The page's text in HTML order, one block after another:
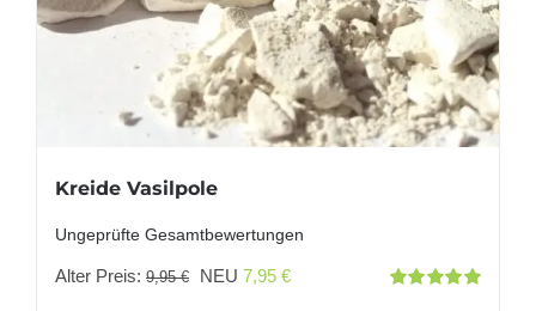
Kreide Vasilpole
Ungeprüfte Gesamtbewertungen
Alter Preis: 9,95€
Ursprünglicher
NEU 7,95 €Aktueller